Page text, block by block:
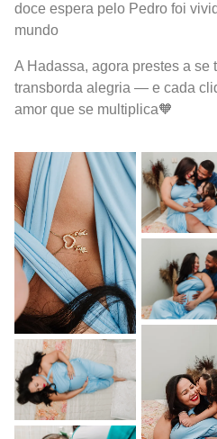
doce espera pelo Pedro foi
mundo
A Hadassa, agora prestes a se
transborda alegria — e cada
amor que se multiplica🧡